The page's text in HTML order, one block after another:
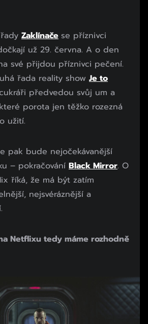
Zaklínače se příznivci
už 29. června. A o den
své přijdou příznivci pečení.
řada reality show Je to
předvedou svůj um a
porota jen těžko rozezná
užití.
pak bude nejočekávanější
– pokračování Black Mirror. O
říká, že má být zatím
nejsvéráznější a
Netflixu tedy máme rozhodně